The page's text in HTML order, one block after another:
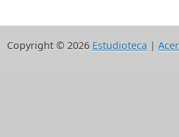
Copyright © 2026 Estudioteca |